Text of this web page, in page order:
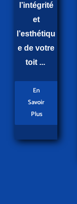
l’intégrité
et
l’esthétiqu
e de votre
toit ...
En
Savoir
Plus